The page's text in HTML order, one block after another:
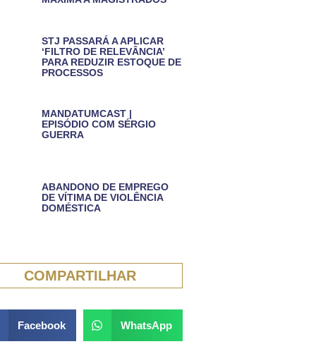
STJ PASSARÁ A APLICAR
‘FILTRO DE RELEVÂNCIA’
PARA REDUZIR ESTOQUE DE
PROCESSOS
MANDATUMCAST |
EPISÓDIO COM SÉRGIO
GUERRA
ABANDONO DE EMPREGO
DE VÍTIMA DE VIOLÊNCIA
DOMÉSTICA
COMPARTILHAR
Facebook WhatsApp